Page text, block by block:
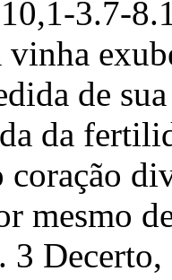
3.7-
vinha
de
da
mesmo
3